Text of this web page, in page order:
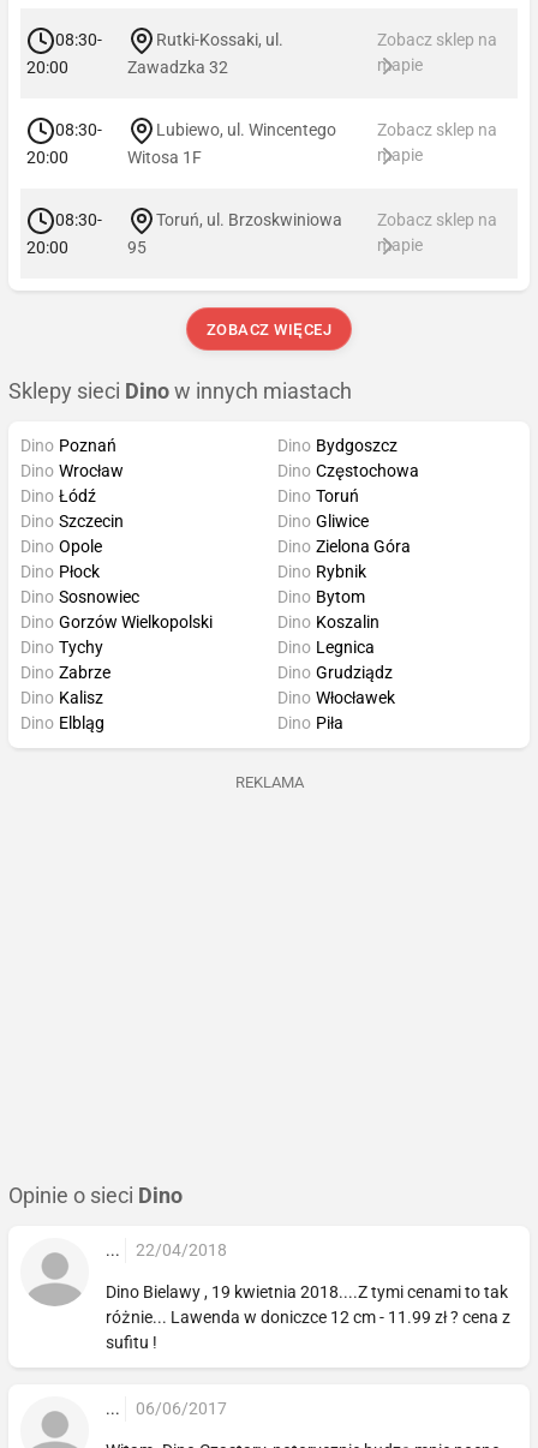
08:30-
20:00
Rutki-Kossaki, ul.
Zawadzka 32
Zobacz sklep na
mapie
08:30-
20:00
Lubiewo, ul. Wincentego
Witosa 1F
Zobacz sklep na
mapie
08:30-
20:00
Toruń, ul. Brzoskwiniowa
95
Zobacz sklep na
mapie
ZOBACZ WIĘCEJ
Sklepy sieci Dino w innych miastach
Dino Poznań
Dino Wrocław
Dino Łódź
Dino Szczecin
Dino Bydgoszcz
Dino Częstochowa
Dino Toruń
Dino Gliwice
Dino Opole
Dino Płock
Dino Sosnowiec
Dino Gorzów Wielkopolski
Dino Zielona Góra
Dino Rybnik
Dino Bytom
Dino Koszalin
Dino Tychy
Dino Zabrze
Dino Kalisz
Dino Elbląg
Dino Legnica
Dino Grudziądz
Dino Włocławek
Dino Piła
REKLAMA
Opinie o sieci Dino
... 22/04/2018
Dino Bielawy , 19 kwietnia 2018....Z tymi cenami to tak
różnie... Lawenda w doniczce 12 cm - 11.99 zł ? cena z
sufitu !
... 06/06/2017